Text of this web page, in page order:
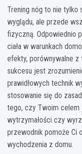
Trening nóg to nie tylko
wyglądu, ale przede
fizyczną. Odpowiednio
ciała w warunkach
efekty, porównywalne z
sukcesu jest
prawidłowych technik
stosowanie się do
tego, czy Twoim celem
wytrzymałości czy
przewodnik pomoże Ci
wychodzenia z domu.